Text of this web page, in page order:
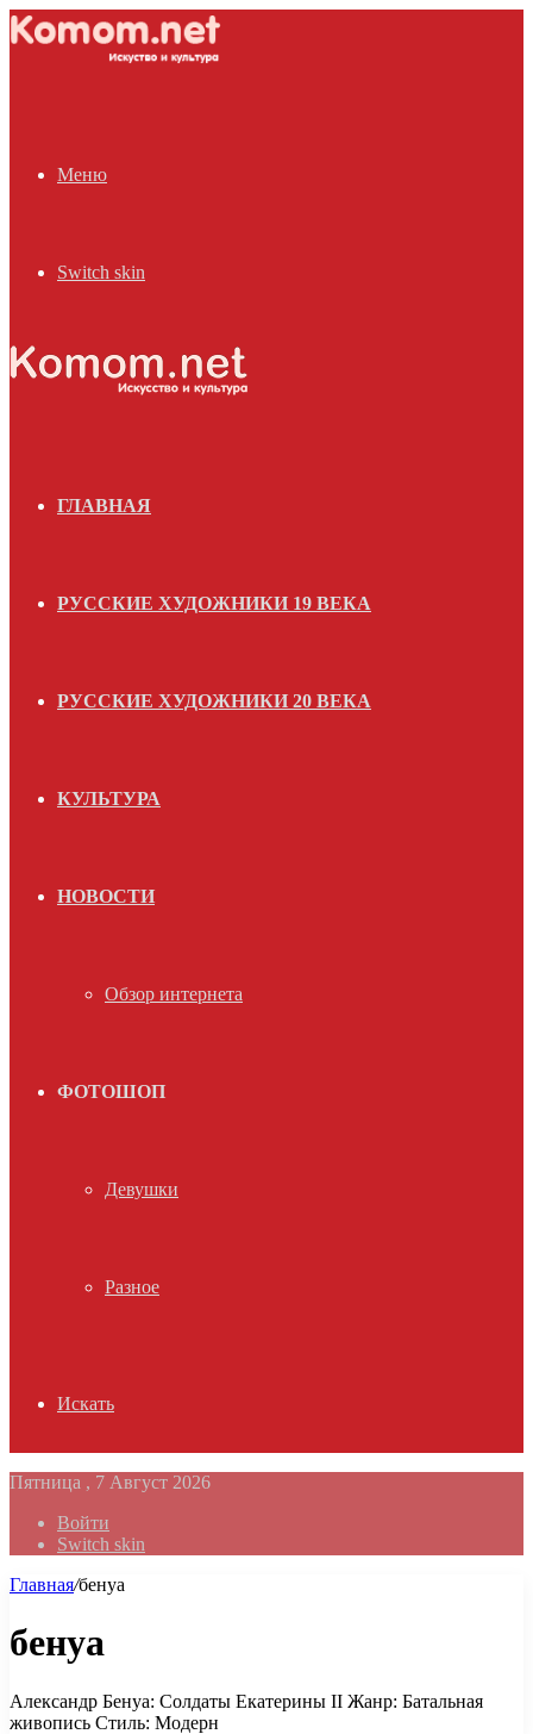
Меню
Switch skin
ГЛАВНАЯ
РУССКИЕ ХУДОЖНИКИ 19 ВЕКА
РУССКИЕ ХУДОЖНИКИ 20 ВЕКА
КУЛЬТУРА
НОВОСТИ
Обзор интернета
ФОТОШОП
Девушки
Разное
Искать
Пятница , 7 Август 2026
Войти
Switch skin
Главная/бенуа
бенуа
Александр Бенуа: Солдаты Екатерины II Жанр: Батальная
живопись Стиль: Модерн